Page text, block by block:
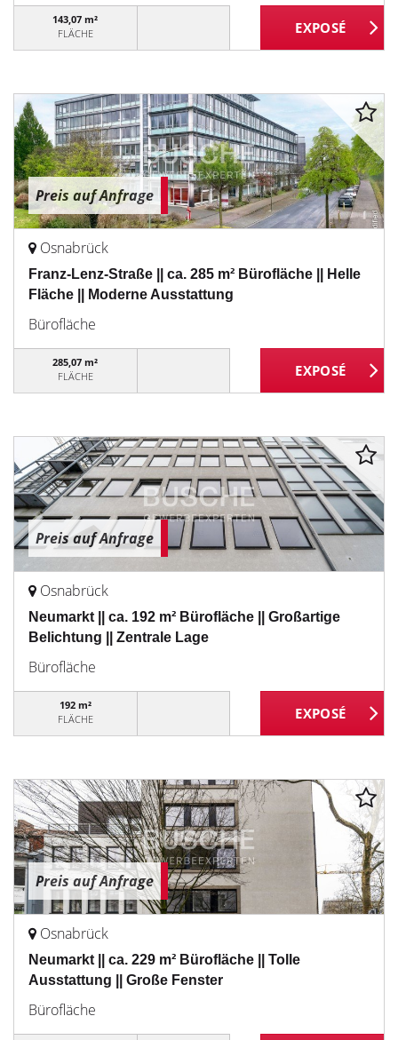
143,07 m²
FLÄCHE
Preis auf Anfrage
Osnabrück
Franz-Lenz-Straße || ca. 285 m² Bürofläche || Helle
Fläche || Moderne Ausstattung
Bürofläche
285,07 m²
FLÄCHE
Preis auf Anfrage
Osnabrück
Neumarkt || ca. 192 m² Bürofläche || Großartige
Belichtung || Zentrale Lage
Bürofläche
192 m²
FLÄCHE
Preis auf Anfrage
Osnabrück
Neumarkt || ca. 229 m² Bürofläche || Tolle
Ausstattung || Große Fenster
Bürofläche